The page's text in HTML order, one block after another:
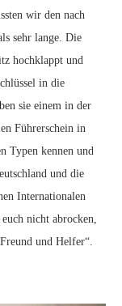
wir den nach
sehr lange. Die
hochklappt und
in die
sie einem in der
Führerschein in
Typen kennen und
und die
Internationalen
nicht abrocken,
und Helfer“.